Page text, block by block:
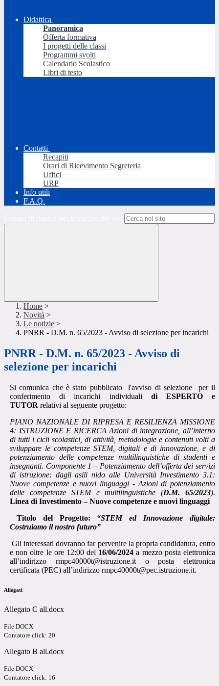
Didattica
Panoramica
Offerta formativa
I progetti delle classi
Programmi svolti
Calendario Scolastico
Libri di testo
Contatti
Recapiti
Orari di Ricevimento Segreteria
Uffici
URP
Info utili
F.A.Q.
Home >
Novità >
Le notizie >
PNRR - D.M. n. 65/2023 - Avviso di selezione per incarichi
PNRR - D.M. n. 65/2023 - Avviso di
selezione per incarichi
Si comunica che è stato pubblicato l'avviso di selezione per il
conferimento di incarichi individuali di ESPERTO e
TUTOR relativi al seguente progetto:
PIANO NAZIONALE DI RIPRESA E RESILIENZA MISSIONE
4: ISTRUZIONE E RICERCA Azioni di integrazione, all’interno
di tutti i cicli scolastici, di attività, metodologie e contenuti volti a
sviluppare le competenze STEM, digitali e di innovazione, e di
potenziamento delle competenze multilinguistiche di studenti e
insegnanti. Componente 1 – Potenziamento dell’offerta dei servizi
di istruzione: dagli asili nido alle Università Investimento 3.1:
Nuove competenze e nuovi linguaggi - Azioni di potenziamento
delle competenze STEM e multilinguistiche (D.M. 65/2023).
Linea di Investimento – Nuove competenze e nuovi linguaggi
Titolo del Progetto: “STEM ed Innovazione digitale:
Costruiamo il nostro futuro”
Gli interessati dovranno far pervenire la propria candidatura, entro
e non oltre le ore 12:00 del 16/06/2024a mezzo posta elettronica
all’indirizzo rmpc40000t@istruzione.it o posta elettronica
certificata (PEC) all’indirizzo rmpc40000t@pec.istruzione.it.
Allegati
Allegato C all.docx
File DOCX
Contatore click: 20
Allegato B all.docx
File DOCX
Contatore click: 16